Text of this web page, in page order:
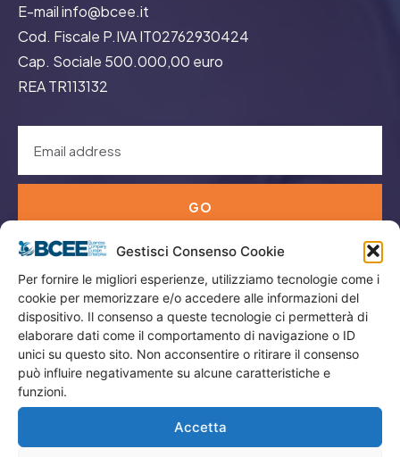
Gestisci Consenso Cookie
Per fornire le migliori esperienze, utilizziamo tecnologie come i
cookie per memorizzare e/o accedere alle informazioni del
dispositivo. Il consenso a queste tecnologie ci permetterà di
elaborare dati come il comportamento di navigazione o ID
unici su questo sito. Non acconsentire o ritirare il consenso
può influire negativamente su alcune caratteristiche e
funzioni.
Accetta
E-mail info@bcee.it
Cod. Fiscale P.IVA IT02762930424
Cap. Sociale 500.000,00 euro
REA TR113132
GO
Menù
Privacy
Termini Utilizzo
Iscrizione Newsletter
Cookie Policy (UE)